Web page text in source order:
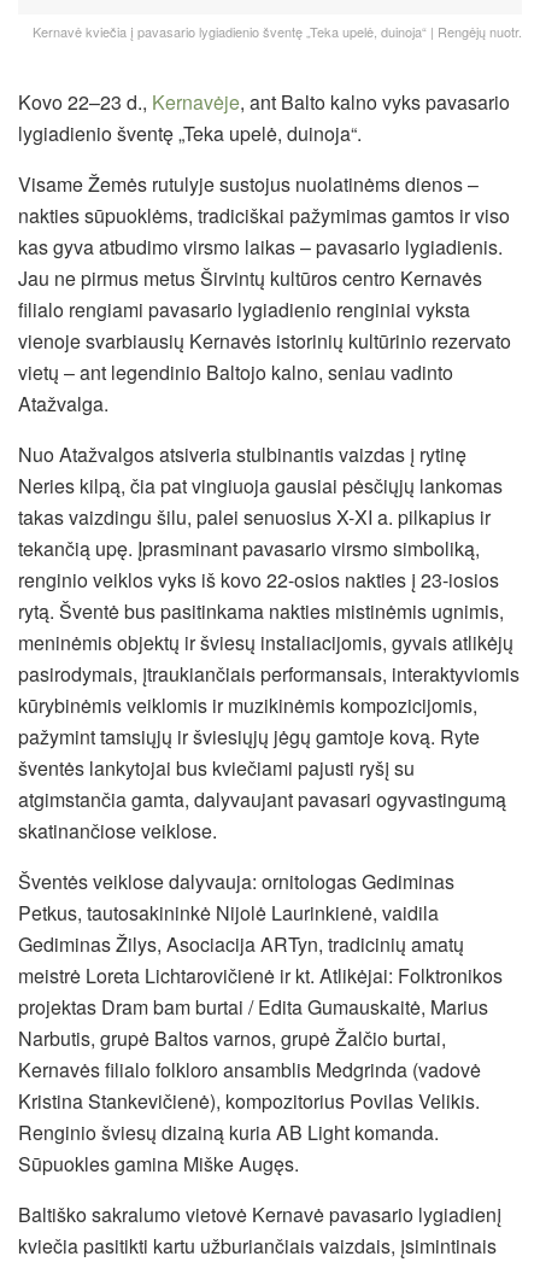
Kernavė kviečia į pavasario lygiadienio šventę „Teka upelė, duinoja“ | Rengėjų nuotr.
Kovo 22–23 d., Kernavėje, ant Balto kalno vyks pavasario
lygiadienio šventę „Teka upelė, duinoja“.
Visame Žemės rutulyje sustojus nuolatinėms dienos –
nakties sūpuoklėms, tradiciškai pažymimas gamtos ir viso
kas gyva atbudimo virsmo laikas – pavasario lygiadienis.
Jau ne pirmus metus Širvintų kultūros centro Kernavės
filialo rengiami pavasario lygiadienio renginiai vyksta
vienoje svarbiausių Kernavės istorinių kultūrinio rezervato
vietų – ant legendinio Baltojo kalno, seniau vadinto
Atažvalga.
Nuo Atažvalgos atsiveria stulbinantis vaizdas į rytinę
Neries kilpą, čia pat vingiuoja gausiai pėsčiųjų lankomas
takas vaizdingu šilu, palei senuosius X-XI a. pilkapius ir
tekančią upę. Įprasminant pavasario virsmo simboliką,
renginio veiklos vyks iš kovo 22-osios nakties į 23-iosios
rytą. Šventė bus pasitinkama nakties mistinėmis ugnimis,
meninėmis objektų ir šviesų instaliacijomis, gyvais atlikėjų
pasirodymais, įtraukiančiais performansais, interaktyviomis
kūrybinėmis veiklomis ir muzikinėmis kompozicijomis,
pažymint tamsiųjų ir šviesiųjų jėgų gamtoje kovą. Ryte
šventės lankytojai bus kviečiami pajusti ryšį su
atgimstančia gamta, dalyvaujant pavasari ogyvastingumą
skatinančiose veiklose.
Šventės veiklose dalyvauja: ornitologas Gediminas
Petkus, tautosakininkė Nijolė Laurinkienė, vaidila
Gediminas Žilys, Asociacija ARTyn, tradicinių amatų
meistrė Loreta Lichtarovičienė ir kt. Atlikėjai: Folktronikos
projektas Dram bam burtai / Edita Gumauskaitė, Marius
Narbutis, grupė Baltos varnos, grupė Žalčio burtai,
Kernavės filialo folkloro ansamblis Medgrinda (vadovė
Kristina Stankevičienė), kompozitorius Povilas Velikis.
Renginio šviesų dizainą kuria AB Light komanda.
Sūpuokles gamina Miške Augęs.
Baltiško sakralumo vietovė Kernavė pavasario lygiadienį
kviečia pasitikti kartu užburiančiais vaizdais, įsimintinais